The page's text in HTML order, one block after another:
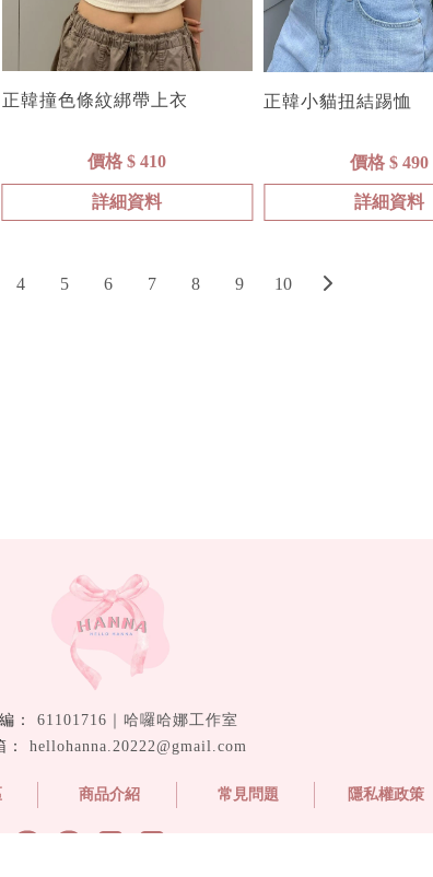
正韓撞色條紋綁帶上衣
價格 $ 410
詳細資料
正韓小貓扭結踢恤
價格 $ 490
詳細資料
4 5 6 7 8 9 10
61101716｜哈囉哈娜工作室
hellohanna.20222@gmail.com
商品介紹 常見問題 隱私權政策